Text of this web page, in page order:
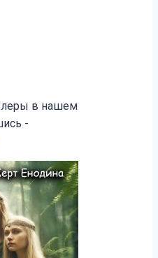
в нашем
-